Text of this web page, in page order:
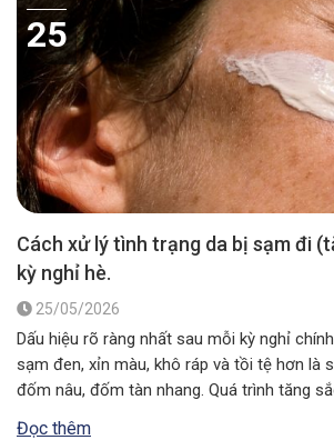
25
Cách xử lý tình trạng da bị sạm đi
kỳ nghỉ hè.
25/05/2026
Dấu hiệu rõ ràng nhất sau mỗi kỳ nghỉ
sạm đen, xỉn màu, khô ráp và tồi tệ hơn là
đốm nâu, đốm tàn nhang. Quá trình tăng
Đọc thêm